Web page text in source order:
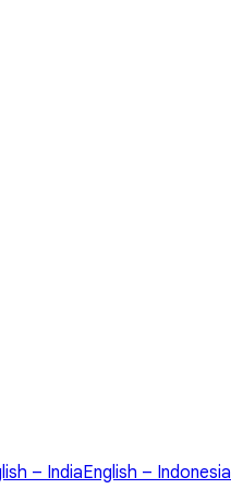
– IndiaEnglish – Indonesia